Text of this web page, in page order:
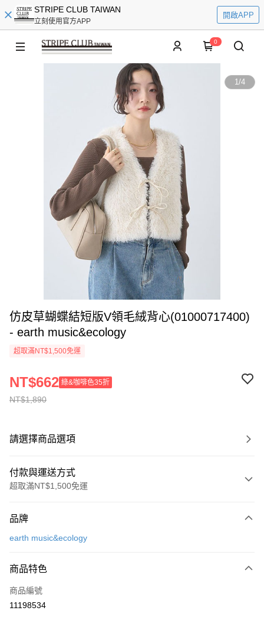
STRIPE CLUB TAIWAN
立刻使用官方APP
開啟APP
0
1/4
仿皮草蝴蝶結短版V領毛絨背心(01000717400)
- earth music&ecology
超取滿NT$1,500免運
NT$1,890
NT$662 綠&咖啡色35折
請選擇商品選項
付款與運送方式
超取滿NT$1,500免運
信用卡一次付款
3 期 0 利率 每期
合作金庫商業銀行
上海商業儲蓄銀行
超商取貨付款
LINE Pay
品牌
earth music&ecology
商品特色
商品編號
11198534